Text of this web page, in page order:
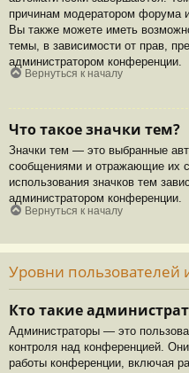
причинам модератором форума
Вы также можете иметь
темы, в зависимости от прав,
администратором конференции.
Вернуться к началу
Что такое значки тем?
Значки тем — это выбранные
сообщениями и отражающие их
использования значков тем
администратором конференции.
Вернуться к началу
Уровни пользователей
Кто такие
Администраторы — это
контроля над конференцией.
работы конференции, включая